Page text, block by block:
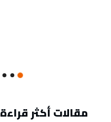
مقالات أكثر قراءة